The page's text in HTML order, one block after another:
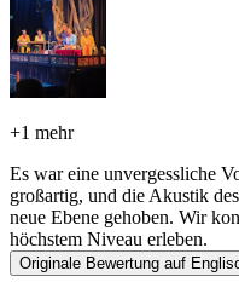
+1 mehr
Es war eine unvergessliche
großartig, und die Akustik
neue Ebene gehoben. Wir
höchstem Niveau erleben.
Originale Bewertung auf